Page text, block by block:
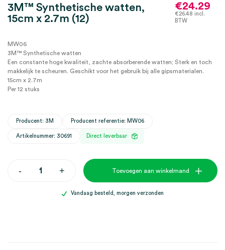
3M™ Synthetische watten,
15cm x 2.7m (12)
€24.29
€26.48 incl.
BTW
MW06
3M™ Synthetische watten
Een constante hoge kwaliteit, zachte absorberende watten; Sterk en toch
makkelijk te scheuren. Geschikt voor het gebruik bij alle gipsmaterialen.
15cm x 2.7m
Per 12 stuks
Producent: 3M Producent referentie: MW06
Artikelnummer: 30691 Direct leverbaar
- + Toevoegen aan winkelmand
Vandaag besteld, morgen verzonden